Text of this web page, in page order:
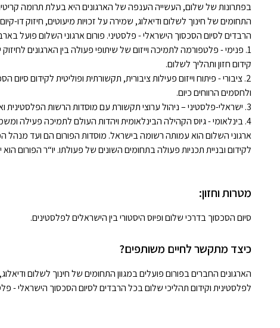
בפתרונות של שלום, העשייה הענפה של הארגונים היא בעלת תרומה קריטית
התחומים של חינוך לשלום ודיאלוג, שמירה על זכויות מיעוטים, חיזוק דו-
הרבדים לסיום הסכסוך הישראלי - פלסטיני. פורום ארגוני השלום פועל
1. פנימי - פלטפורמה לתמיכה וייזום של שיתופי פעולה בין הארגונים
קידום חזון ותהליך לשלום.
2. ציבורי - פיתוח וייזום פעילות ציבורית, תקשורתית ופוליטית לקידום
ולחסמים הרווחים כיום.
3. ישראלי-פלסטיני – ניהול ערוצי תקשורת עם מוסדות הרשות הפלסטינית וארגוני חברה אזרחית לקידום תכניות שלום ופיוס משותפות.
4. בינלאומי - גיוס הקהילה הבינלאומית ויהדות העולם לתמיכה פעילה
ארגוני השלום הוא עמותה רשומה בישראל. מוסדות הפורום הם ועד מנהל
לקידום ובניית תכניות פעולה בתחומים השונים של פעולתו. יו“ר הפורום הוא
מטרות וחזון:
סיום הסכסוך בדרכי שלום ופיוס היסטורי בין הישראלים לפלסטינים.
כיצד מתקשר לחיים משותפים?
הארגונים החברים בפורום פועלים במגוון התחומים של חינוך לשלום
לפלסטינית וקידום תהליכי שלום בכל הרבדים לסיום הסכסוך הישראלי -